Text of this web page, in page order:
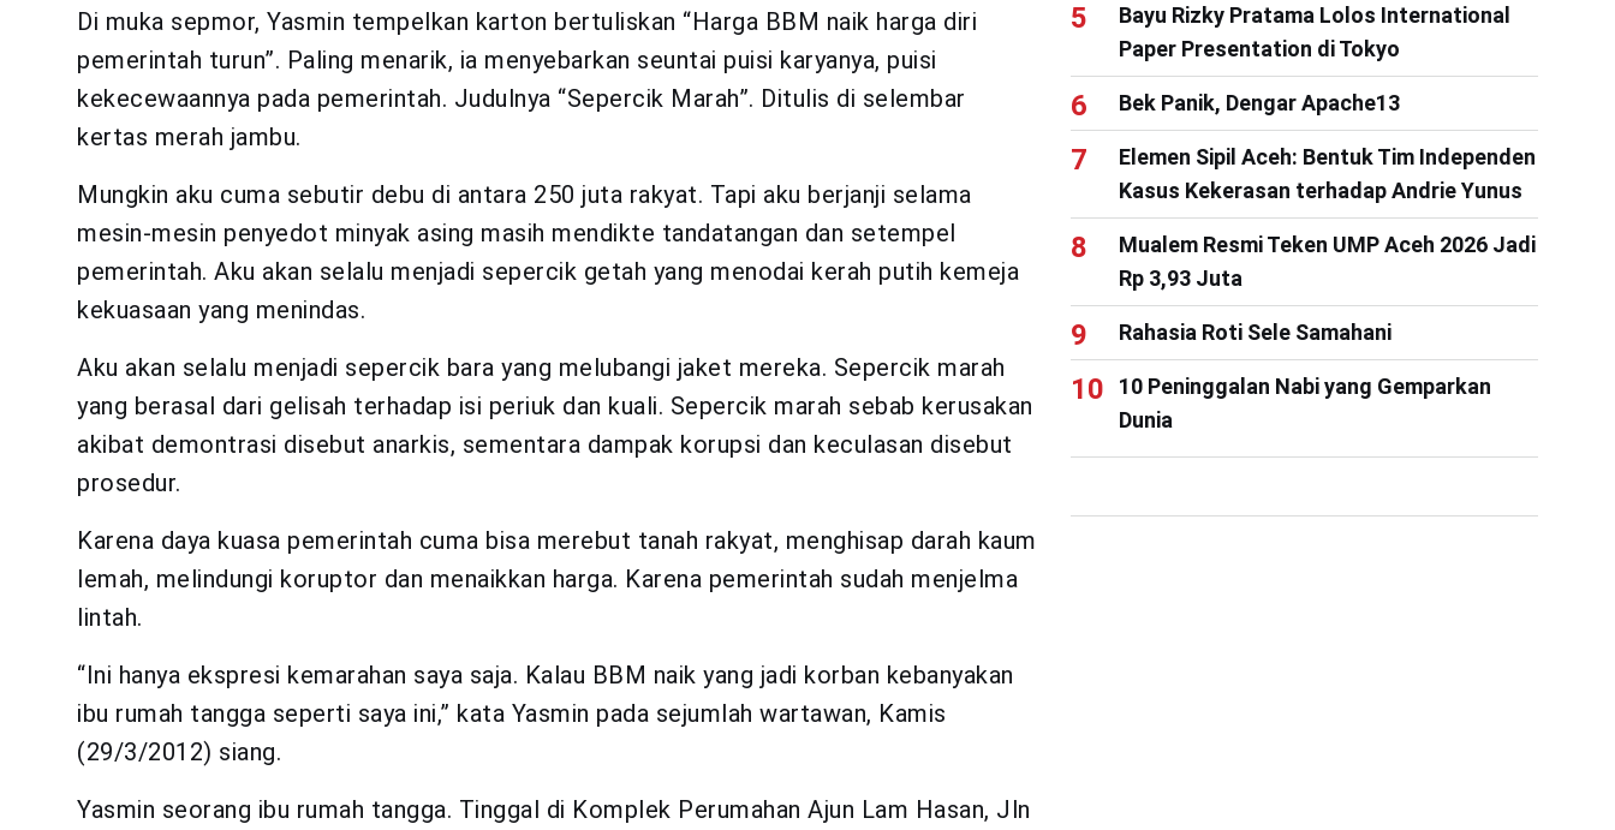
Di muka sepmor, Yasmin tempelkan karton bertuliskan “Harga BBM naik harga diri
pemerintah turun”. Paling menarik, ia menyebarkan seuntai puisi karyanya, puisi
kekecewaannya pada pemerintah. Judulnya “Sepercik Marah”. Ditulis di selembar
kertas merah jambu.
Mungkin aku cuma sebutir debu di antara 250 juta rakyat. Tapi aku berjanji selama
mesin-mesin penyedot minyak asing masih mendikte tandatangan dan setempel
pemerintah. Aku akan selalu menjadi sepercik getah yang menodai kerah putih kemeja
kekuasaan yang menindas.
Aku akan selalu menjadi sepercik bara yang melubangi jaket mereka. Sepercik marah
yang berasal dari gelisah terhadap isi periuk dan kuali. Sepercik marah sebab kerusakan
akibat demontrasi disebut anarkis, sementara dampak korupsi dan keculasan disebut
prosedur.
Karena daya kuasa pemerintah cuma bisa merebut tanah rakyat, menghisap darah kaum
lemah, melindungi koruptor dan menaikkan harga. Karena pemerintah sudah menjelma
lintah.
“Ini hanya ekspresi kemarahan saya saja. Kalau BBM naik yang jadi korban kebanyakan
ibu rumah tangga seperti saya ini,” kata Yasmin pada sejumlah wartawan, Kamis
(29/3/2012) siang.
Yasmin seorang ibu rumah tangga. Tinggal di Komplek Perumahan Ajun Lam Hasan, Jln
Bayu Rizky Pratama Lolos International
Paper Presentation di Tokyo
Bek Panik, Dengar Apache13
Elemen Sipil Aceh: Bentuk Tim Independen
Kasus Kekerasan terhadap Andrie Yunus
Mualem Resmi Teken UMP Aceh 2026 Jadi
Rp 3,93 Juta
Rahasia Roti Sele Samahani
10 Peninggalan Nabi yang Gemparkan
Dunia